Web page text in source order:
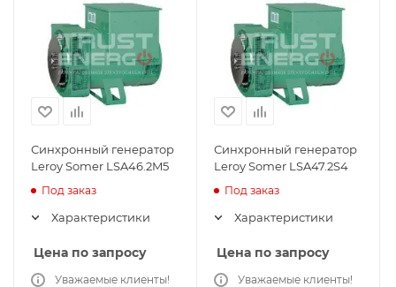
Синхронный генератор
Leroy Somer LSA46.2M5
Под заказ
Характеристики
Цена по запросу
Уважаемые клиенты!
Синхронный генератор
Leroy Somer LSA47.2S4
Под заказ
Характеристики
Цена по запросу
Уважаемые клиенты!